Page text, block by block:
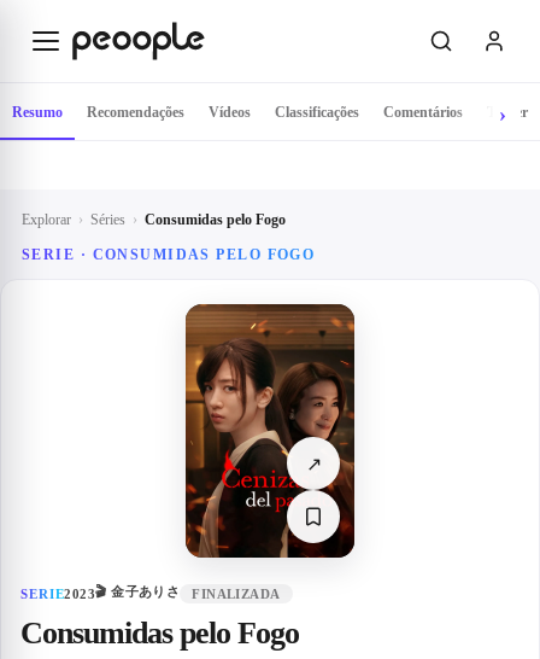
Explorar › Séries › Consumidas pelo Fogo
SERIE · CONSUMIDAS PELO FOGO
↗
SERIE2023🎬金子ありさ FINALIZADA
Consumidas pelo Fogo
Resumo Recomendações Vídeos Classificações Comentários Trailer